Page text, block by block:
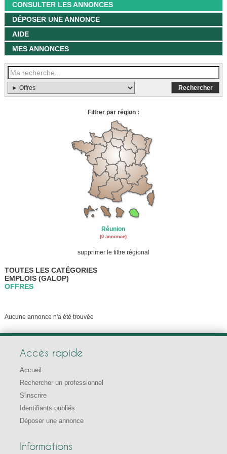
CONSULTER LES ANNONCES
DÉPOSER UNE ANNONCE
AIDE
MES ANNONCES
Filtrer par région :
Réunion
(0 annonce)
supprimer le filtre régional
TOUTES LES CATÉGORIES
EMPLOIS (GALOP)
OFFRES
Aucune annonce n'a été trouvée
Accès rapide
Accueil
Rechercher un professionnel
S'inscrire
Identifiants oubliés
Déposer une annonce
Informations